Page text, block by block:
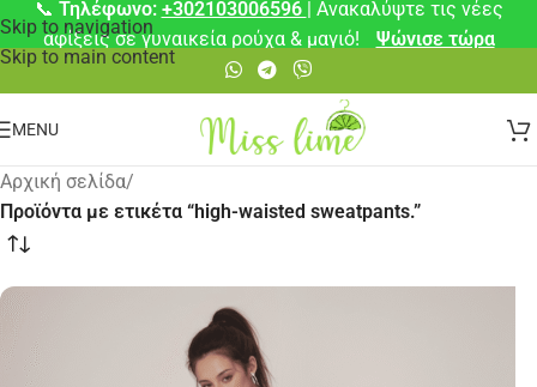
Skip to navigation
Skip to main content
📞 Τηλέφωνο: +302103006596 | Ανακαλύψτε τις νέες
αφίξεις σε γυναικεία ρούχα & μαγιό!
Ψώνισε τώρα
MENU
Αρχική σελίδα/
Προϊόντα με ετικέτα “high-waisted sweatpants.”